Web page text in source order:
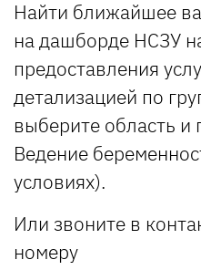
Найти ближайшее
на дашборде НСЗУ
предоставления
детализацией по
выберите область и
Ведение
условиях).
Или звоните в
номеру